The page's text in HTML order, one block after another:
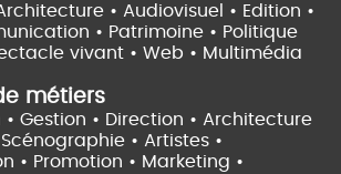
• Audiovisuel • Edition •
• Patrimoine • Politique
vivant • Web • Multimédia
métiers
Gestion • Direction • Architecture
• Artistes •
• Promotion • Marketing •